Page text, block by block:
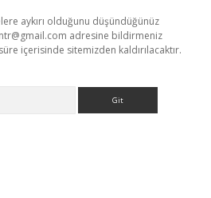
aykırı olduğunu düşündüğünüz
adresine bildirmeniz
içerisinde sitemizden kaldırılacaktır.